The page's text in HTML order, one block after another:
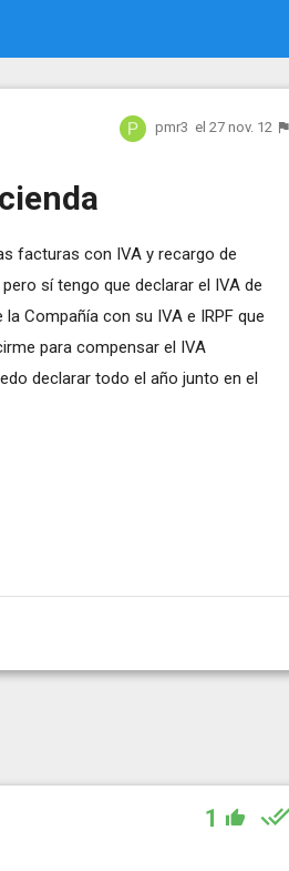
pmr3 el 27 nov. 12
facturas con IVA y recargo de
sí tengo que declarar el IVA de
Compañía con su IVA e IRPF que
para compensar el IVA
declarar todo el año junto en el
1